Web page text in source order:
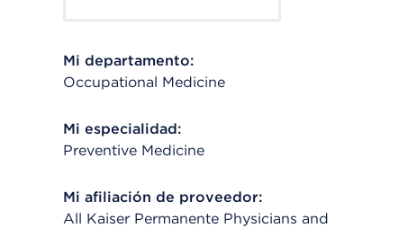
Mi departamento:
Occupational Medicine
Mi especialidad:
Preventive Medicine
Mi afiliación de proveedor:
All Kaiser Permanente Physicians and